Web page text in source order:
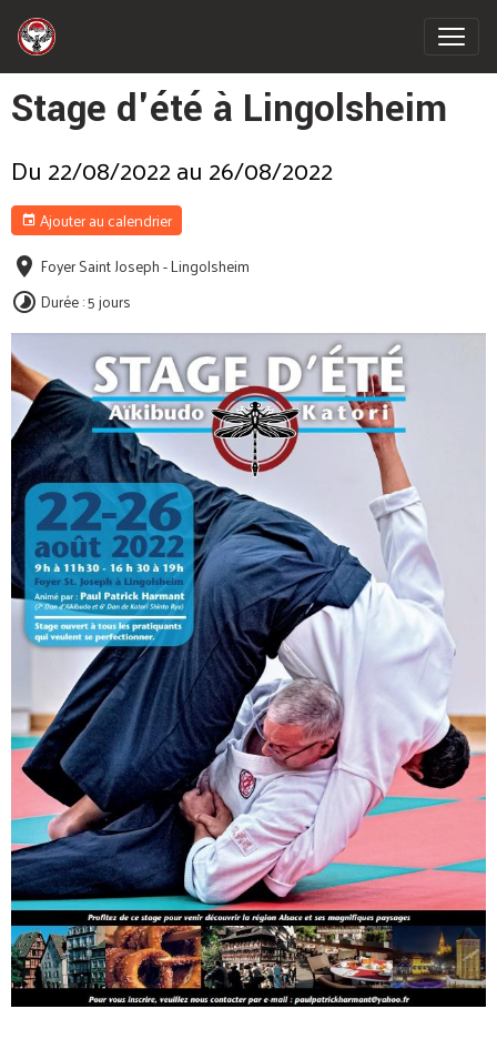
Stage d'été à Lingolsheim
Du 22/08/2022au 26/08/2022
Ajouter au calendrier
Foyer Saint Joseph - Lingolsheim
Durée : 5 jours